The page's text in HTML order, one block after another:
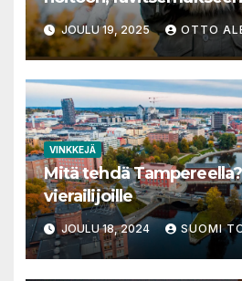
mitä sinun tulee tietää
JOULU 19, 2025 OTTO
VINKKEJÄ
Mitä tehdä
vierailijoille
JOULU 18, 2024 SUOMI